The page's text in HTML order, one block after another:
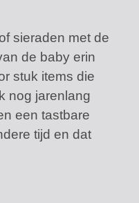
sieraden met de
de baby erin
stuk items die
nog jarenlang
een tastbare
tijd en dat